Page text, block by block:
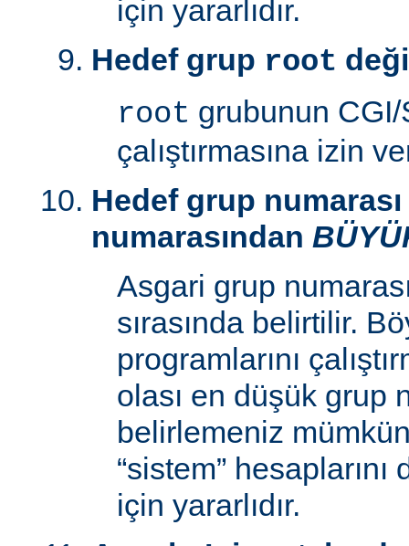
için yararlıdır.
Hedef grup root
root grubunun CGI/
çalıştırmasına izin
Hedef grup
numarasından
Asgari grup
sırasında belirtilir.
programlarını
olası en düşük grup
belirlemeniz mümkün
“sistem”
için yararlıdır.